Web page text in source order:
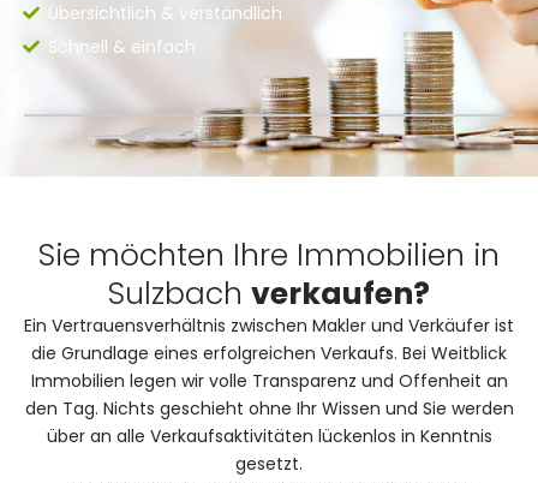
Übersichtlich & verständlich
Schnell & einfach
Sie möchten Ihre Immobilien in
Sulzbach verkaufen?
Ein Vertrauensverhältnis zwischen Makler und Verkäufer ist
die Grundlage eines erfolgreichen Verkaufs. Bei Weitblick
Immobilien legen wir volle Transparenz und Offenheit an
den Tag. Nichts geschieht ohne Ihr Wissen und Sie werden
über an alle Verkaufsaktivitäten lückenlos in Kenntnis
gesetzt.